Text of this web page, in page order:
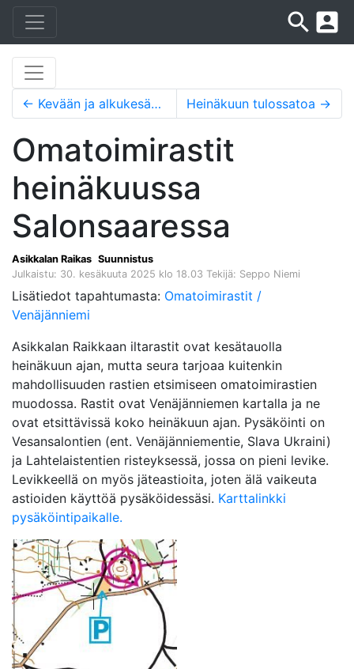
search account_box
← Kevään ja alkukesän tuloksia Heinäkuun tulossatoa →
Omatoimirastit
heinäkuussa
Salonsaaressa
Asikkalan Raikas Suunnistus
Julkaistu: 30. kesäkuuta 2025 klo 18.03 Tekijä: Seppo Niemi
Lisätiedot tapahtumasta: Omatoimirastit /
Venäjänniemi
Asikkalan Raikkaan iltarastit ovat kesätauolla
heinäkuun ajan, mutta seura tarjoaa kuitenkin
mahdollisuuden rastien etsimiseen omatoimirastien
muodossa. Rastit ovat Venäjänniemen kartalla ja ne
ovat etsittävissä koko heinäkuun ajan. Pysäköinti on
Vesansalontien (ent. Venäjänniementie, Slava Ukraini)
ja Lahtelaistentien risteyksessä, jossa on pieni levike.
Levikkeellä on myös jäteastioita, joten älä vaikeuta
astioiden käyttöä pysäköidessäsi. Karttalinkki
pysäköintipaikalle.